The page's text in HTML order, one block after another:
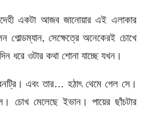
একটা আজব জানোয়ার এই এলাকার
গোল্ডম্যান, সেক্ষেত্রে অনেকেরই চোখে
ধরে ওটার কথা শোনা যাচ্ছে যখন।
এবং তার… হঠাৎ থেমে গেল সে।
চোখ মেলেছে ইভান। পায়ের ছাঁচটার